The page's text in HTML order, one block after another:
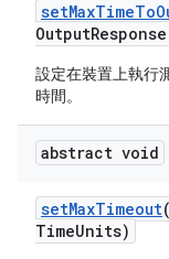
setMaxTimeTo
OutputResponse
設定在裝置上執行
時間。
abstract void
setMaxTimeout
TimeUnits)